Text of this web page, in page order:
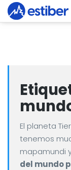
El planeta
tenemos
mapamundi
del mundo